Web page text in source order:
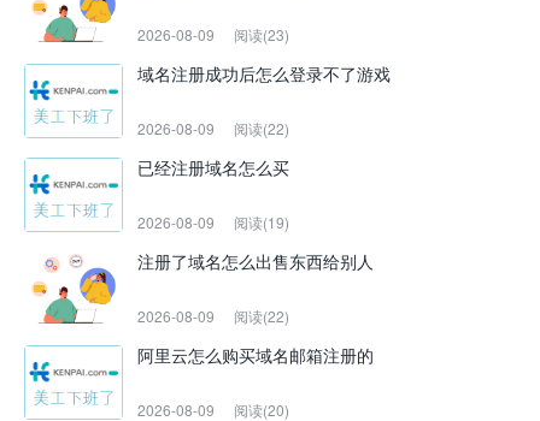
2026-08-09 阅读(23)
域名注册成功后怎么登录不了游戏
2026-08-09 阅读(22)
已经注册域名怎么买
2026-08-09 阅读(19)
注册了域名怎么出售东西给别人
2026-08-09 阅读(22)
阿里云怎么购买域名邮箱注册的
2026-08-09 阅读(20)